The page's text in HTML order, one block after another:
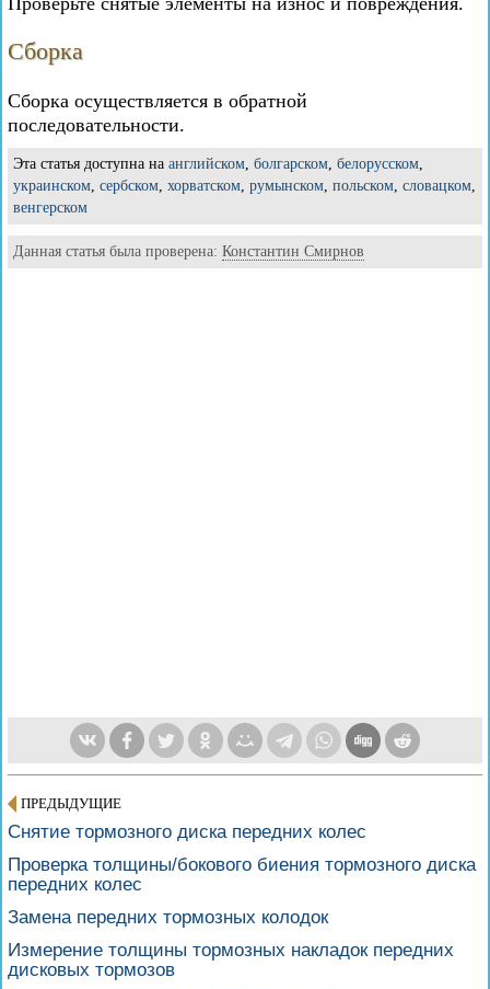
Сборка
Сборка осуществляется в обратной
последовательности.
Эта статья доступна на английском, болгарском, белорусском,
украинском, сербском, хорватском, румынском, польском, словацком,
венгерском
Данная статья была проверена: Константин Смирнов
ПРЕДЫДУЩИЕ
Снятие тормозного диска передних колес
Проверка толщины/бокового биения тормозного диска
передних колес
Замена передних тормозных колодок
Измерение толщины тормозных накладок передних
дисковых тормозов